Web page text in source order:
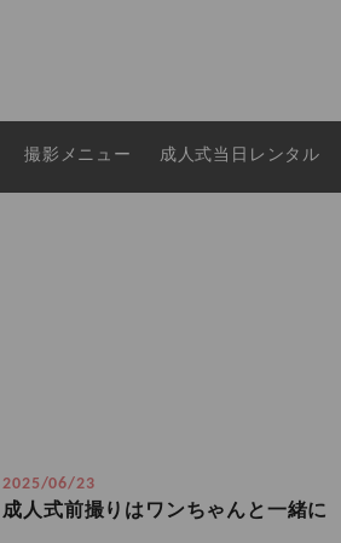
撮影メニュー 成人式当日レンタル
2025/06/23
成人式前撮りはワンちゃんと一緒に